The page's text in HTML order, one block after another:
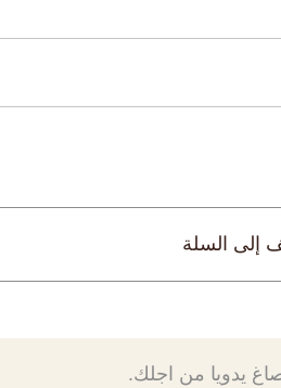
إلى السلة
يدويا من اجلك.